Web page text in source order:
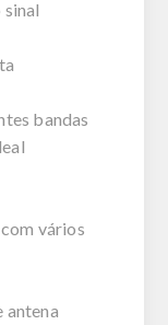
bandas
vários
antena